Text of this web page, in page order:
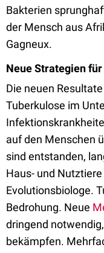
Bakterien
der Mensch aus
Gagneux.
Neue Strategien
Die neuen
Tuberkulose im
auf den Menschen
sind entstanden,
Haus- und
Evolutionsbiologe.
Bedrohung. Neue
dringend
bekämpfen.